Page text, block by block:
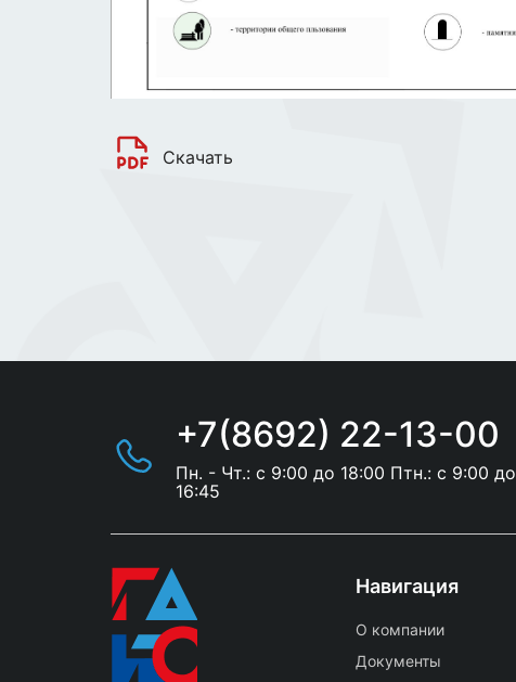
Скачать
+7(8692) 22-13-00
Пн. - Чт.: с 9:00 до 18:00 Птн.: с 9:00 до
16:45
Навигация
О компании
Документы